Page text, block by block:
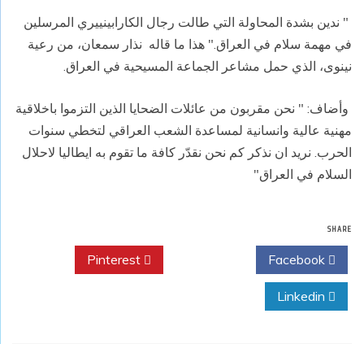
" ندين بشدة المحاولة التي طالت رجال الكارابينييري المرسلين
في مهمة سلام في العراق." هذا ما قاله نذار سمعان، من رعية
نينوى، الذي حمل مشاعر الجماعة المسيحية في العراق.
وأضاف: " نحن مقربون من عائلات الضحايا الذين التزموا باخلاقية
مهنية عالية وانسانية لمساعدة الشعب العراقي لتخطي سنوات
الحرب. نريد ان نذكر كم نحن نقدّر كافة ما تقوم به ايطاليا لاحلال
السلام في العراق"
SHARE